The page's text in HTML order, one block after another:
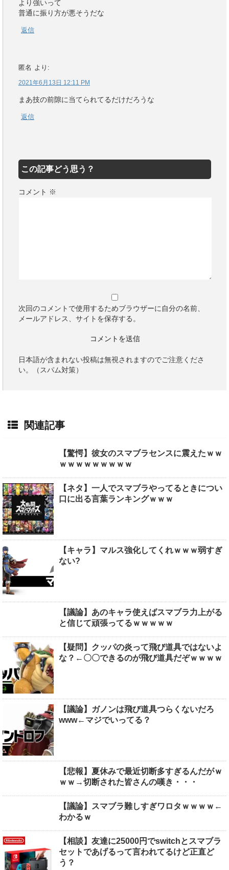
より強いって
普通に振り方が悪そうだな
返信
匿名 より:
2021年6月13日 12:11 PM
まあ技の前隙に当てられてるだけだろうな
返信
この記事どう思う？
コメント ※
次回のコメントで使用するためブラウザーに自分の名前、
メールアドレス、サイトを保存する。
日本語が含まれない投稿は無視されますのでご注意くださ
い。（スパム対策）
関連記事
【驚愕】彼女のスマブラセンスに震えたｗｗ
ｗｗｗｗｗｗｗｗｗ
【ネタ】一人でスマブラやってるときについ
口に出る言葉ランキングｗｗｗ
【キャラ】マルス強化してくれｗｗｗ弱すぎ
ない?
【議論】あのキャラ使えばスマブラ力上がる
と信じて頑張ってるｗｗｗｗｗ
【疑問】クッパの炎って飛び道具ではないよ
な？←〇〇できるのが飛び道具だぞｗｗｗｗ
【議論】ガノンは飛び道具つらくないだろ
www←マジでいってる？
【悲報】夏休みで最近切断多すぎるんだがｗ
ｗｗ→切断された皆さんの嘆き・・・
【議論】スマブラ難しすぎワロタｗｗｗｗ←
わかるｗ
【相談】友達に25000円でswitchとスマブラ
セットであげるって言われてるけど正直ど
う？